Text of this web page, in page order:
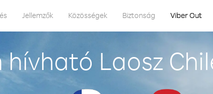
Jellemzők Közösségek Biztonság Viber Out
hívható Laosz